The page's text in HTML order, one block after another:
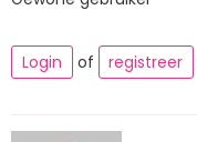
Login of registreer